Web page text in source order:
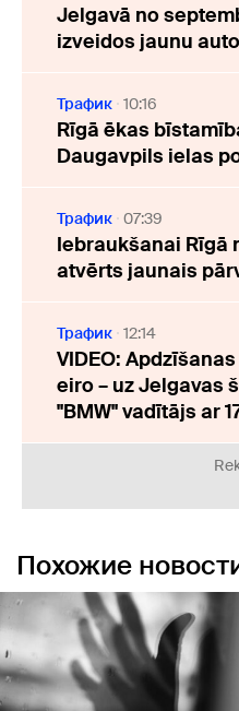
Jelgavā no
izveidos jaunu
Трафик 10:16
Rīgā ēkas
Daugavpils ielas
Трафик 07:39
Iebraukšanai Rīgā
atvērts jaunais
Трафик 12:14
VIDEO:
eiro – uz Jelgavas
"BMW" vadītājs ar
Похожие